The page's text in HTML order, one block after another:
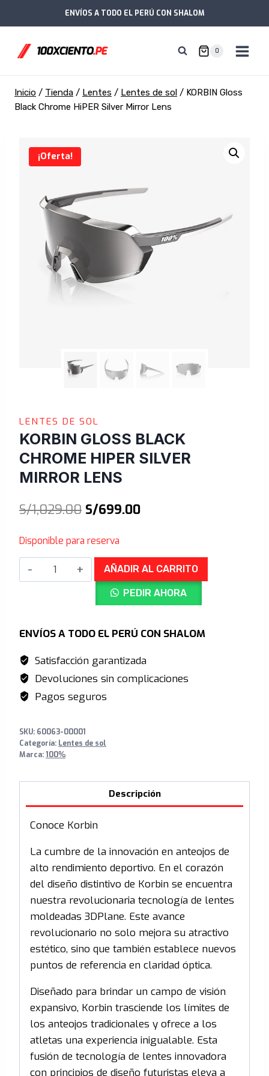
al
ENVÍOS A TODO EL PERÚ CON SHALOM
0
Inicio / Tienda / Lentes / Lentes de sol / KORBIN Gloss
Black Chrome HiPER Silver Mirror Lens
¡Oferta!
LENTES DE SOL
KORBIN GLOSS BLACK
CHROME HIPER SILVER
MIRROR LENS
S/1,029.00 El
era:
S/1,029.00.
S/699.00El
es:
S/699.00.
Disponible para reserva
KORBIN
Gloss
HiPER
Mirror
Lens
cantidad
AÑADIR AL CARRITO
PEDIR AHORA
ENVÍOS A TODO EL PERÚ CON SHALOM
Satisfacción garantizada
Devoluciones sin complicaciones
Pagos seguros
SKU: 60063-00001
Categoría: Lentes de sol
Marca:100%
Descripción
Conoce Korbin
La cumbre de la innovación en anteojos de
alto rendimiento deportivo. En el corazón
del diseño distintivo de Korbin se encuentra
nuestra revolucionaria tecnología de lentes
moldeadas 3DPlane. Este avance
revolucionario no solo mejora su atractivo
estético, sino que también establece nuevos
puntos de referencia en claridad óptica.
Diseñado para brindar un campo de visión
expansivo, Korbin trasciende los límites de
los anteojos tradicionales y ofrece a los
atletas una experiencia inigualable. Esta
fusión de tecnología de lentes innovadora
con principios de diseño futuristas eleva a